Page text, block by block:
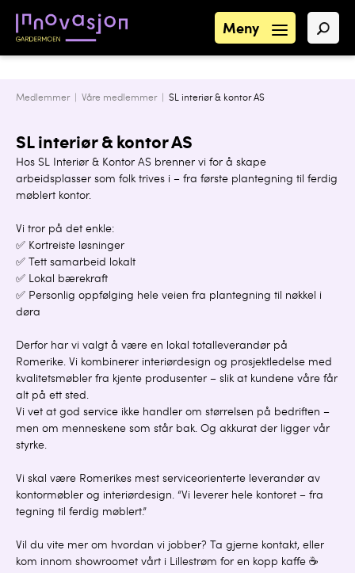
Meny
Medlemmer | Våre medlemmer| SL interiør & kontor AS
SL interiør & kontor AS
Hos SL Interiør & Kontor AS brenner vi for å skape
arbeidsplasser som folk trives i – fra første plantegning til ferdig
møblert kontor.
Vi tror på det enkle:
✅ Kortreiste løsninger
✅ Tett samarbeid lokalt
✅ Lokal bærekraft
✅ Personlig oppfølging hele veien fra plantegning til nøkkel i
døra
Derfor har vi valgt å være en lokal totalleverandør på
Romerike. Vi kombinerer interiørdesign og prosjektledelse med
kvalitetsmøbler fra kjente produsenter – slik at kundene våre får
alt på ett sted.
Vi vet at god service ikke handler om størrelsen på bedriften –
men om menneskene som står bak. Og akkurat der ligger vår
styrke.
Vi skal være Romerikes mest serviceorienterte leverandør av
kontormøbler og interiørdesign. “Vi leverer hele kontoret – fra
tegning til ferdig møblert.”
Vil du vite mer om hvordan vi jobber? Ta gjerne kontakt, eller
kom innom showroomet vårt i Lillestrøm for en kopp kaffe ☕